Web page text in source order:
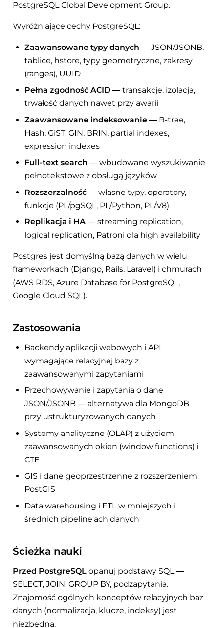
PostgreSQL Global Development Group.
Wyróżniające cechy PostgreSQL:
Zaawansowane typy danych — JSON/JSONB,
tablice, hstore, typy geometryczne, zakresy
(ranges), UUID
Pełna zgodność ACID — transakcje, izolacja,
trwałość danych nawet przy awarii
Zaawansowane indeksowanie — B-tree,
Hash, GiST, GIN, BRIN, partial indexes,
expression indexes
Full-text search — wbudowane wyszukiwanie
pełnotekstowe z obsługą języków
Rozszerzalność — własne typy, operatory,
funkcje (PL/pgSQL, PL/Python, PL/V8)
Replikacja i HA — streaming replication,
logical replication, Patroni dla high availability
Postgres jest domyślną bazą danych w wielu
frameworkach (Django, Rails, Laravel) i chmurach
(AWS RDS, Azure Database for PostgreSQL,
Google Cloud SQL).
Zastosowania
Backendy aplikacji webowych i API
wymagające relacyjnej bazy z
zaawansowanymi zapytaniami
Przechowywanie i zapytania o dane
JSON/JSONB — alternatywa dla MongoDB
przy ustrukturyzowanych danych
Systemy analityczne (OLAP) z użyciem
zaawansowanych okien (window functions) i
CTE
GIS i dane geoprzestrzenne z rozszerzeniem
PostGIS
Data warehousing i ETL w mniejszych i
średnich pipeline'ach danych
Ścieżka nauki
Przed PostgreSQL opanuj podstawy SQL —
SELECT, JOIN, GROUP BY, podzapytania.
Znajomość ogólnych konceptów relacyjnych baz
danych (normalizacja, klucze, indeksy) jest
niezbędna.